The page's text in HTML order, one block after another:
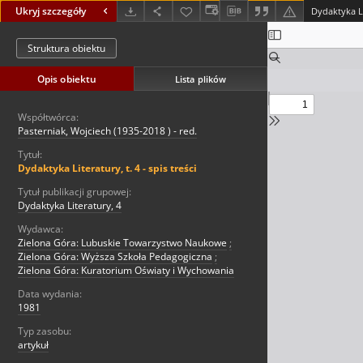
Ukryj szczegóły Dydaktyka
Struktura obiektu
Opis obiektu Lista plików
Współtwórca:
Pasterniak, Wojciech (1935-2018 ) - red.
Tytuł:
Dydaktyka Literatury, t. 4 - spis treści
Tytuł publikacji grupowej:
Dydaktyka Literatury, 4
Wydawca:
Zielona Góra: Lubuskie Towarzystwo Naukowe ;
Zielona Góra: Wyższa Szkoła Pedagogiczna ;
Zielona Góra: Kuratorium Oświaty i Wychowania
Data wydania:
1981
Typ zasobu:
artykuł